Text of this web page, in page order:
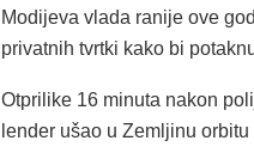
Modijeva vlada ranije ove
privatnih tvrtki kako bi
Otprilike 16 minuta nakon
lender ušao u Zemljinu